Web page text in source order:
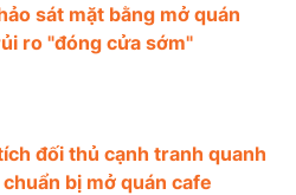
sát mặt bằng mở quán
ro "đóng cửa sớm"
đối thủ cạnh tranh quanh
bị mở quán cafe